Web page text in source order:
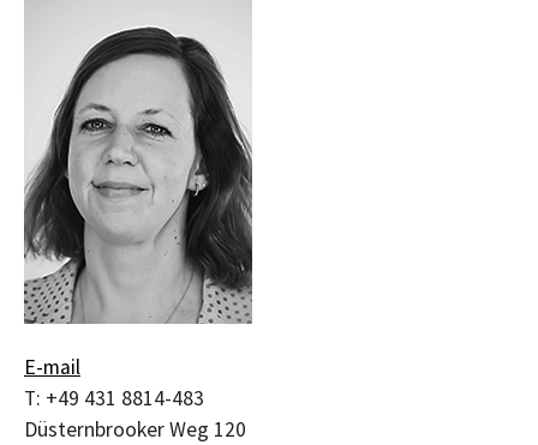
E-mail
T: +49 431 8814-483
Düsternbrooker Weg 120